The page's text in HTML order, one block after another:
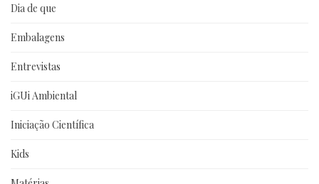
Dia de que
Embalagens
Entrevistas
iGUi Ambiental
Iniciação Científica
Kids